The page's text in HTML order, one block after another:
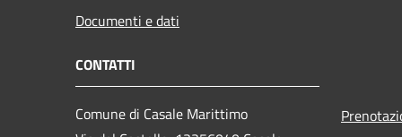
Documenti e dati
CONTATTI
Comune di Casale Marittimo